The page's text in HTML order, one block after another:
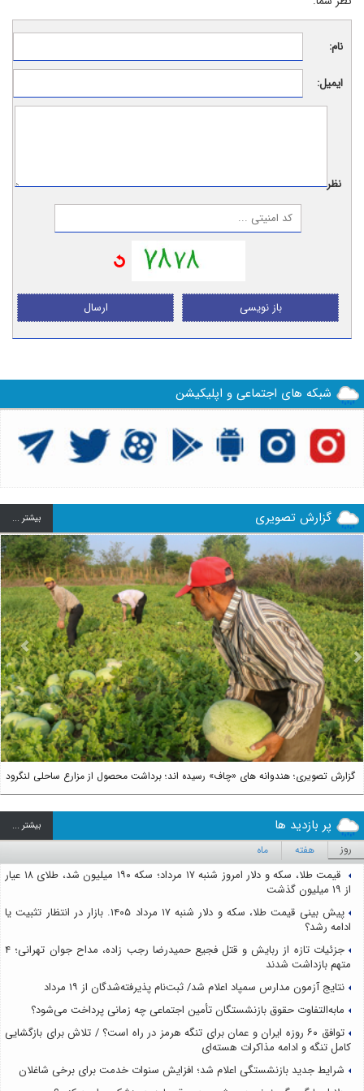
نام:
ایمیل:
نظر:
ارسال باز نویسی
شبکه های اجتماعی و اپلیکیشن
گزارش تصویری بيشتر ...
گزارش تصویری؛ هندوانه های «چاف» رسیده اند؛ برداشت محصول از مزارع ساحلی لنگرود
Next
پر بازدید ها بيشتر ...
روز هفته ماه
قیمت طلا، سکه و دلار امروز شنبه ۱۷ مرداد؛ سکه ۱۹۰ میلیون شد، طلای ۱۸ عیار
از ۱۹ میلیون گذشت
پیش بینی قیمت طلا، سکه و دلار شنبه ۱۷ مرداد ۱۴۰۵. بازار در انتظار تثبیت یا
ادامه رشد؟
جزئیات تازه از ربایش و قتل فجیع حمیدرضا رجب زاده، مداح جوان تهرانی؛ ۴
متهم بازداشت شدند
نتایج آزمون مدارس سمپاد اعلام شد/ ثبت‌نام پذیرفته‌شدگان از ۱۹ مرداد
مابه‌التفاوت حقوق بازنشستگان تأمین اجتماعی چه زمانی پرداخت می‌شود؟
توافق ۶۰ روزه ایران و عمان برای تنگه هرمز در راه است؟ / تلاش برای بازگشایی
کامل تنگه و ادامه مذاکرات هسته‌ای
شرایط جدید بازنشستگی اعلام شد؛ افزایش سنوات خدمت برای برخی شاغلان